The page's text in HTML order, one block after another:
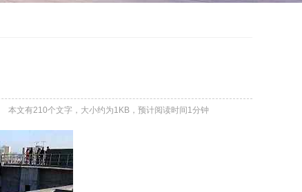
本文有210个文字，大小约为1KB，预计阅读时间1分钟